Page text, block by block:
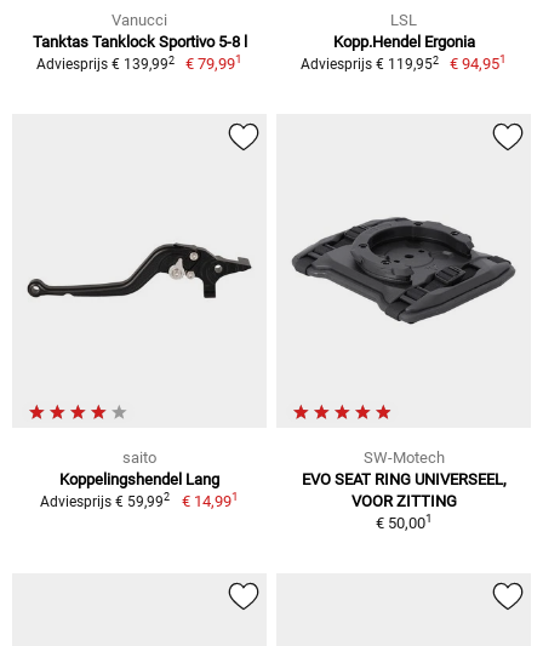
Vanucci
Tanktas Tanklock Sportivo 5-8 l
Adviesprijs € 139,992 € 79,991
LSL
Kopp.Hendel Ergonia
Adviesprijs € 119,952 € 94,951
saito
Koppelingshendel Lang
Adviesprijs € 59,992 € 14,991
SW-Motech
EVO SEAT RING UNIVERSEEL,
VOOR ZITTING
€ 50,001